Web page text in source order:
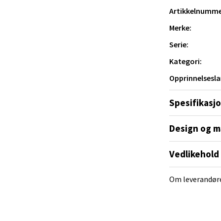
Merke:
Serie:
Kategori:
Design og
Om